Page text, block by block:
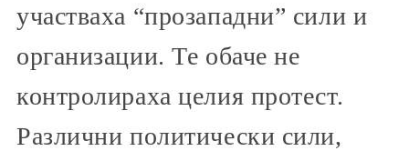
участваха “прозападни” сили и
организации. Те обаче не
контролираха целия протест.
Различни политически сили,